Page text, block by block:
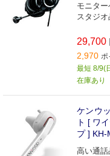
モニター
スタジ
29,700
2,970 ポ
最短 8/9(
在庫あり
ケンウ
ト [ ワ
プ ] KH-
高い通